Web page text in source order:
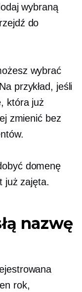
wybraną
do
wybrać
przykład, jeśli
która już
zmienić bez
domenę
już zajęta.
nazwę
rok,